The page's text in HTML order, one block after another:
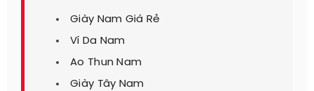
Giày Nam Giá Rẻ
Ví Da Nam
Ao Thun Nam
Giày Tây Nam